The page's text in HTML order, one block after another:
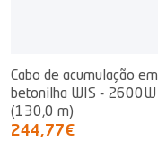
Cabo de acumulação em
betonilha WIS - 2600W
(130,0 m)
244,77€